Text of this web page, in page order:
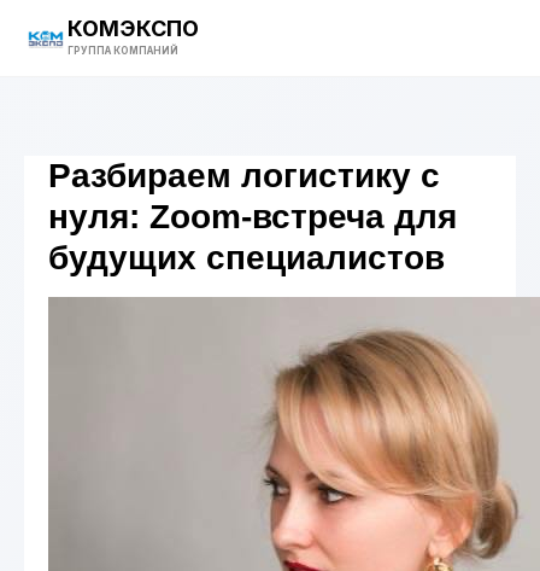
КОМЭКСПО
ГРУППА КОМПАНИЙ
Разбираем логистику с
нуля: Zoom-встреча для
будущих специалистов